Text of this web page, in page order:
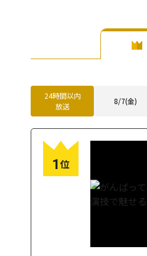
24時間以内
放送
8/7(金)
1位